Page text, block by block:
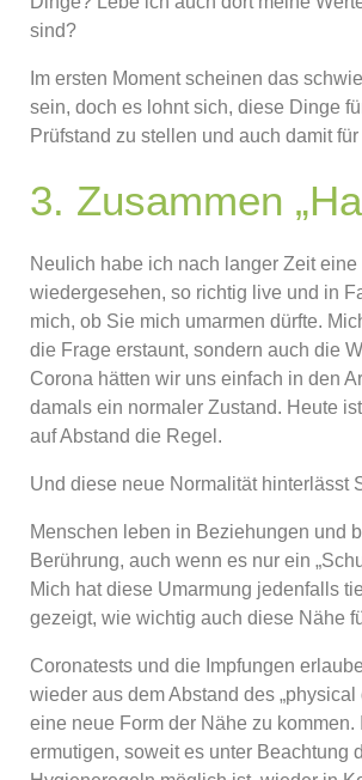
sind?
Im ersten Moment scheinen das
sein, doch es lohnt sich, diese Dinge
Prüfstand zu stellen und auch damit
3. Zusammen
Neulich habe ich nach langer Zeit
wiedergesehen, so richtig live und in
mich, ob Sie mich umarmen dürfte.
die Frage erstaunt, sondern auch die
Corona hätten wir uns einfach in den
damals ein normaler Zustand. Heute
auf Abstand die Regel.
Und diese neue Normalität hinterlässt
Menschen leben in Beziehungen und
Berührung, auch wenn es nur ein
Mich hat diese Umarmung jedenfalls
gezeigt, wie wichtig auch diese Nähe
Coronatests und die Impfungen
wieder aus dem Abstand des „physical
eine neue Form der Nähe zu kommen.
ermutigen, soweit es unter Beachtung